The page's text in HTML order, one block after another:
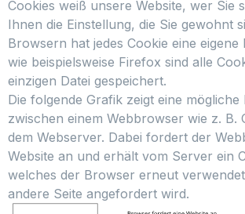
Cookies weiß unsere Website, wer Sie
Ihnen die Einstellung, die Sie gewohnt
Browsern hat jedes Cookie eine eigene
wie beispielsweise Firefox sind alle
einzigen Datei gespeichert.
Die folgende Grafik zeigt eine mögliche
zwischen einem Webbrowser wie z. B.
dem Webserver. Dabei fordert der
Website an und erhält vom Server ein
welches der Browser erneut
andere Seite angefordert wird.